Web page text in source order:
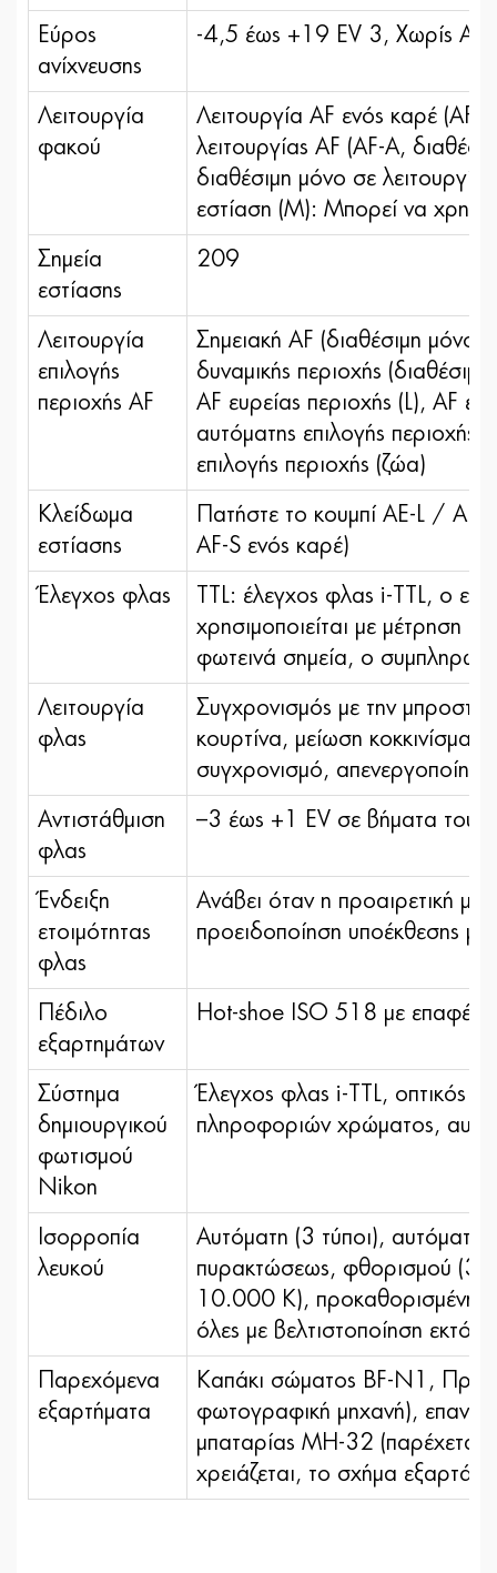
Εύρος
ανίχνευσης
-4,5 έως +19 EV 3, Χωρίς AF
Λειτουργία
φακού
Λειτουργία AF ενός καρέ (AF-
λειτουργίας AF (AF-A,
διαθέσιμη μόνο σε
εστίαση (M): Μπορεί να
Σημεία
εστίασης
209
Λειτουργία
επιλογής
περιοχής AF
Σημειακή AF (διαθέσιμη μόνο
δυναμικής περιοχής
AF ευρείας περιοχής (L), AF
αυτόματης επιλογής
επιλογής περιοχής (ζώα)
Κλείδωμα
εστίασης
Πατήστε το κουμπί AE-L / AF-
AF-S ενός καρέ)
Έλεγχος φλας
TTL: έλεγχος φλας i-TTL, ο
χρησιμοποιείται με μέτρηση
φωτεινά σημεία, ο
Λειτουργία
φλας
Συγχρονισμός με την
κουρτίνα, μείωση
συγχρονισμό, απενεργοποίηση
Αντιστάθμιση
φλας
–3 έως +1 EV σε βήματα του
Ένδειξη
ετοιμότητας
φλας
Ανάβει όταν η προαιρετική
προειδοποίηση υποέκθεσης
Πέδιλο
εξαρτημάτων
Hot-shoe ISO 518 με επαφές
Σύστημα
δημιουργικού
φωτισμού
Nikon
Έλεγχος φλας i-TTL, οπτικός
πληροφοριών χρώματος,
Ισορροπία
λευκού
Αυτόματη (3 τύποι),
πυρακτώσεως, φθορισμού (3
10.000 Κ), προκαθορισμένη
όλες με βελτιστοποίηση
Παρεχόμενα
εξαρτήματα
Καπάκι σώματος BF-N1,
φωτογραφική μηχανή),
μπαταρίας MH-32 (παρέχεται
χρειάζεται, το σχήμα